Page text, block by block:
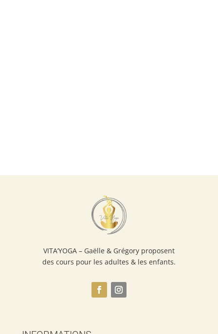
VITA’YOGA – Gaëlle & Grégory proposent
des cours pour les adultes & les enfants.